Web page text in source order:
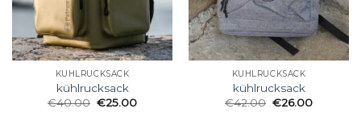
KÜHLRUCKSACK
kühlrucksack
€40.00 €25.00
KÜHLRUCKSACK
kühlrucksack
€42.00 €26.00